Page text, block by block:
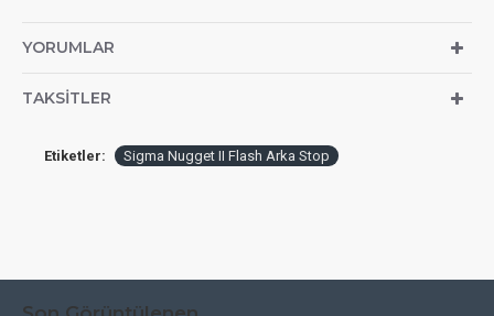
YORUMLAR
TAKSITLER
Etiketler: Sigma Nugget II Flash Arka Stop